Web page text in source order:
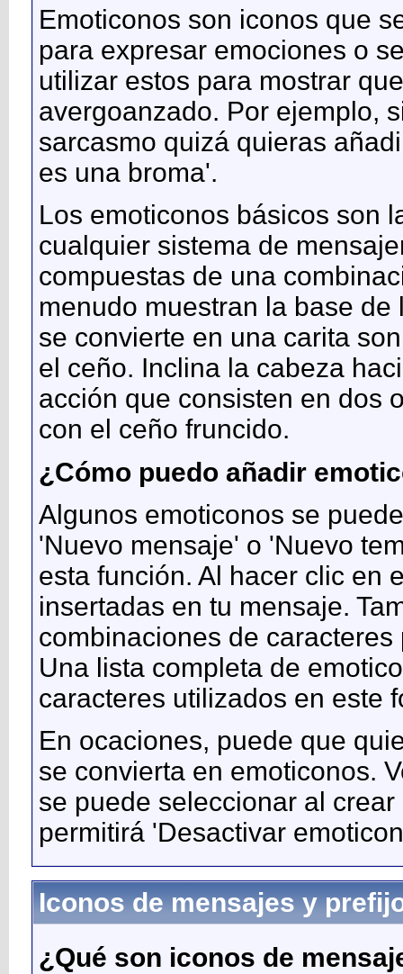
Emoticonos son iconos que
para expresar emociones o
utilizar estos para mostrar
avergoanzado. Por ejemplo,
sarcasmo quizá quieras
es una broma'.
Los emoticonos básicos son
cualquier sistema de
compuestas de una
menudo muestran la base
se convierte en una carita
el ceño. Inclina la cabeza
acción que consisten en dos
con el ceño fruncido.
¿Cómo puedo añadir
Algunos emoticonos se
'Nuevo mensaje' o 'Nuevo
esta función. Al hacer clic en
insertadas en tu mensaje.
combinaciones de
Una lista completa de
caracteres utilizados en este
En ocaciones, puede que
se convierta en emoticonos.
se puede seleccionar al
permitirá 'Desactivar
Iconos de mensajes y
¿Qué son iconos de